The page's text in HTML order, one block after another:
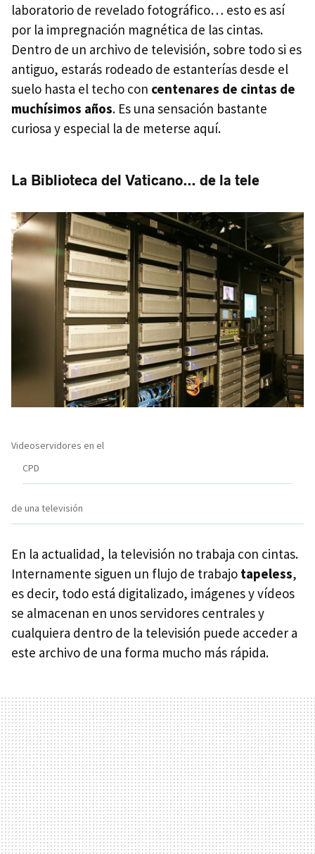
laboratorio de revelado fotográfico… esto es así
por la impregnación magnética de las cintas.
Dentro de un archivo de televisión, sobre todo si es
antiguo, estarás rodeado de estanterías desde el
suelo hasta el techo con centenares de cintas de
muchísimos años. Es una sensación bastante
curiosa y especial la de meterse aquí.
La Biblioteca del Vaticano… de la tele
Videoservidores en el
CPD
de una televisión
En la actualidad, la televisión no trabaja con cintas.
Internamente siguen un flujo de trabajo tapeless,
es decir, todo está digitalizado, imágenes y vídeos
se almacenan en unos servidores centrales y
cualquiera dentro de la televisión puede acceder a
este archivo de una forma mucho más rápida.